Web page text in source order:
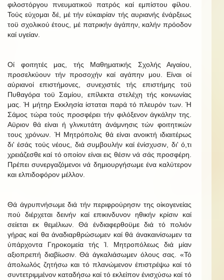
φιλοστόργου πνευματικοϋ πατρός καί εμπίστου φίλου.
Τούς εύχομαι δέ, μέ τήν εύκαιρίαν τής αυριανής ένάρξεως
τοϋ σχολικού έτους, μέ πατρικήν άγάπην, καλήν πρόοδον
καί υγείαν.
Οί φοιτητές μας, τής Μαθηματικής Σχολής Αιγαίου,
προσελκύουν τήν προσοχήν καί αγάπην μου. Είναι οί
αύριανοί επιστήμονες, συνεχιστές τής επιστήμης τοϋ
Πυθαγόρα τοϋ Σαμίου, επίλεκτα στελέχη τής κοινωνίας
μας. Ή μήτηρ Εκκλησία ίσταται παρά τό πλευρόν των. Ή
Σάμος τώρα τούς προσφέρει τήν φιλόξενον άγκάλην της.
Αϋριον θά είναι ή γλνκυτάτη άνάμνησις τών φοιτητικών
τους χρόνων. Ή Μητρόπολις θά είναι ανοικτή ιδιαιτέρως
δι' έσάς τούς νέους, διά συμβουλήν καί ένίσχυσιν, δι' ό,τι
χρειάζεσθε καί τό οποίον είναι εις θέσιν νά σάς προσφέρη.
Πρέπει συνεργαζόμενοι νά δημιουργήσωμε ένα καλύτερον
και ελπιδοφόρον μέλλον.
Θά άγρυπνήσωμε διά τήν περιφρούρησιν της οίκογενείας
πού διέρχεται δεινήν καί επικινδυνον ηθικήν κρίσιν καί
σείεται εκ θεμέλιων. Θά ένδιαφερθοϋμε διά τό πολιόν
γήρας καί θα άναδιαρθρώσωμεν καί θά άνακαινίσωμεν τα
ύπάρχοντα Γηροκομεία τής Ί. Μητροπόλεως διά μίαν
αξιοπρεπή διαβίωσιν. Θά άγκαλιάσωμεν όλους σας. «Τό
άπολωλός ζητήσω και τό πλανώμενον έπιστρέψω καί τό
συντετριμμένον καταδήσω καί τό εκλείπον ένισχύσω καί τό